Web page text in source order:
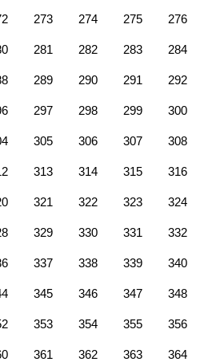
273 274 275 276
281 282 283 284
289 290 291 292
297 298 299 300
305 306 307 308
313 314 315 316
321 322 323 324
329 330 331 332
337 338 339 340
345 346 347 348
353 354 355 356
361 362 363 364